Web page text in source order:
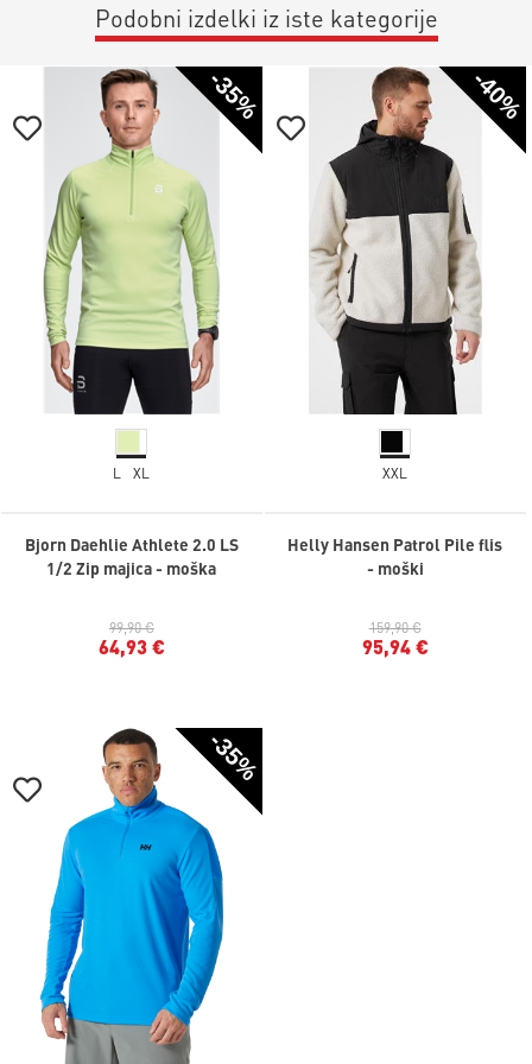
Podobni izdelki iz iste kategorije
-35%
L XL
Bjorn Daehlie Athlete 2.0 LS
1/2 Zip majica - moška
99,90 €
64,93 €
-40%
XXL
Helly Hansen Patrol Pile flis
- moški
159,90 €
95,94 €
-35%